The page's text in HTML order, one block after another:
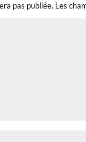
pas publiée. Les